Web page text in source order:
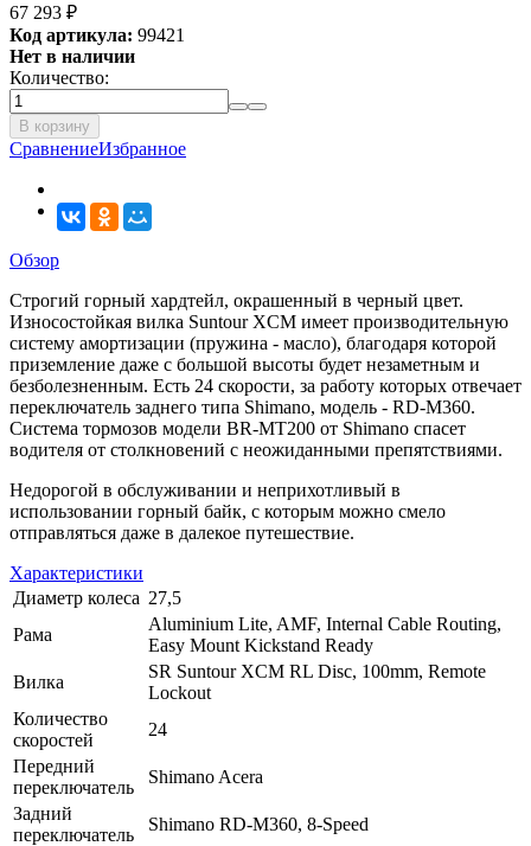
67 293 ₽
Код артикула: 99421
Нет в наличии
Количество:
В корзину
СравнениеИзбранное
Обзор
Строгий горный хардтейл, окрашенный в черный цвет.
Износостойкая вилка Suntour XCM имеет производительную
систему амортизации (пружина - масло), благодаря которой
приземление даже с большой высоты будет незаметным и
безболезненным. Есть 24 скорости, за работу которых отвечает
переключатель заднего типа Shimano, модель - RD-M360.
Система тормозов модели BR-MT200 от Shimano спасет
водителя от столкновений с неожиданными препятствиями.
Недорогой в обслуживании и неприхотливый в
использовании горный байк, с которым можно смело
отправляться даже в далекое путешествие.
Характеристики
Диаметр колеса 27,5
Рама
Aluminium Lite, AMF, Internal Cable Routing,
Easy Mount Kickstand Ready
Вилка
SR Suntour XCM RL Disc, 100mm, Remote
Lockout
Количество
скоростей
24
Передний
переключатель
Shimano Acera
Задний
переключатель
Shimano RD-M360, 8-Speed